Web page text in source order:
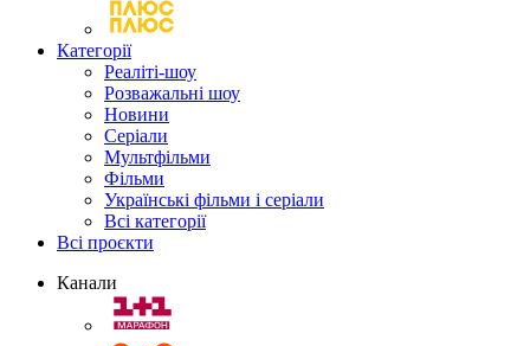
Категорії
Реаліті-шоу
Розважальні шоу
Новини
Серіали
Мультфільми
Фільми
Українські фільми і серіали
Всі категорії
Всі проєкти
Канали